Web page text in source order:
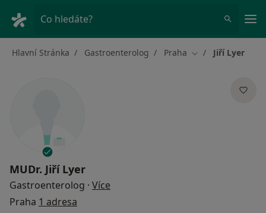
Co hledáte?
Hlavní Stránka Gastroenterolog Praha Změna města
Jiří Lyer
MUDr. Jiří Lyer
Gastroenterolog · Více
Praha 1 adresa